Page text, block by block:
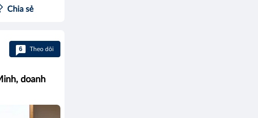
Chia sẻ
6 Theo dõi
doanh